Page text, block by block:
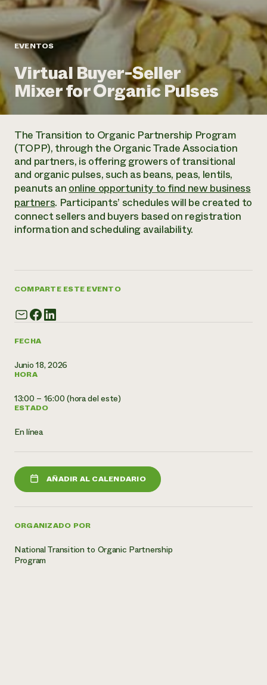
Informes anuales y financieros
Historias de impacto
Informe de
impacto 2024
LEER EL INFORME
Latinos en la agricultura
Sistemas alimentarios locales
Agricultura urbana
Las mujeres en la agricultura
Evento anual de reciclaje de productos electrónicos
Programa de descuentos de NorthWestern Energy
Servicios energéticos comerciales
Servicios energéticos residenciales
LIHEAP
Centro de intercambio de información AgriSolar
Blog
Podcasts
Publicaciones
Cursos cortos
Vídeos
Oportunidades de financiación
Noticias
Internship Hub
Buscar prácticas
Contratar a un becario
Asociaciones empresariales
Donar
Donaciones planificadas
Boletín
Consultas de los medios de comunicación
Todos
contribuyen a la
resiliencia de la
comunidad.
DONAR AHORA
EVENTOS
Virtual Buyer-Seller
Mixer for Organic Pulses
FECHA
Junio 18, 2026
HORA
13:00 – 16:00 (hora del este)
ESTADO
En línea
AÑADIR AL CALENDARIO
ORGANIZADO POR
National Transition to Organic Partnership
Program
The Transition to Organic Partnership Program
(TOPP), through the Organic Trade Association
and partners, is offering growers of transitional
and organic pulses, such as beans, peas, lentils,
peanuts anonline opportunity to find new business
partners. Participants’ schedules will be created to
connect sellers and buyers based on registration
information and scheduling availability.
COMPARTE ESTE EVENTO